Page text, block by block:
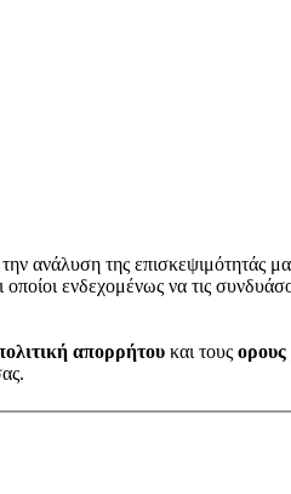
ανάλυση της επισκεψιμότητάς
ενδεχομένως να τις
απορρήτου και τους